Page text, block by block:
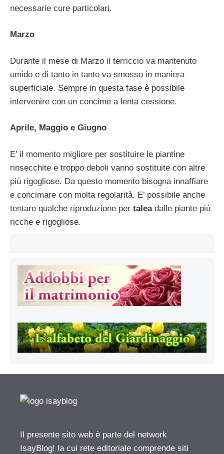
necessarie cure particolari.
Marzo
Durante il mese di Marzo il terriccio va mantenuto
umido e di tanto in tanto va smosso in maniera
superficiale. Sempre in questa fase è possibile
intervenire con un concime a lenta cessione.
Aprile, Maggio e Giugno
E’ il momento migliore per sostituire le piantine
rinsecchite e troppo deboli vanno sostituite con altre
più rigogliose. Da questo momento bisogna innaffiare
e concimare con molta regolarità. E’ possibile anche
tentare qualche riproduzione per taleadalle piante più
ricche e rigogliose.
Il presente sito web è parte del network
IsayBlog! la cui rete editoriale comprende siti